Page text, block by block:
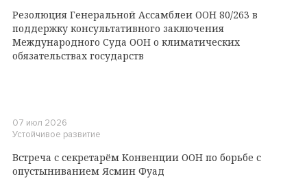
Резолюция Генеральной Ассамблеи ООН 80/263 в
поддержку консультативного заключения
Международного Суда ООН о климатических
обязательствах государств
07 июл 2026
Устойчивое развитие
Встреча с секретарём Конвенции ООН по борьбе с
опустыниванием Ясмин Фуад